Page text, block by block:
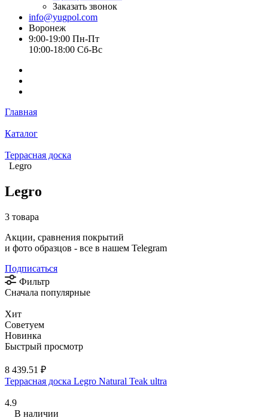
Заказать звонок
info@yugpol.com
Воронеж
9:00-19:00 Пн-Пт
10:00-18:00 Cб-Вс
Главная
Каталог
Террасная доска
Legro
Legro
3 товара
Акции, сравнения покрытий
и фото образцов - все в нашем Telegram
Подписаться
Фильтр
Сначала популярные
Хит
Советуем
Новинка
Быстрый просмотр
8 439.51 ₽
Террасная доска Legro Natural Teak ultra
4.9
В наличии